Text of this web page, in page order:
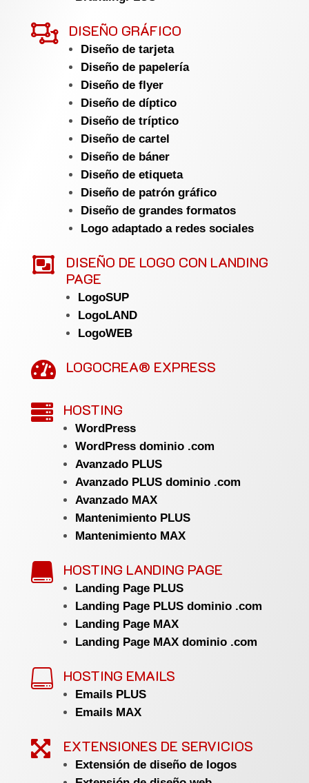
 DISEÑO GRÁFICO
Diseño de tarjeta
Diseño de papelería
Diseño de flyer
Diseño de díptico
Diseño de tríptico
Diseño de cartel
Diseño de báner
Diseño de etiqueta
Diseño de patrón gráfico
Diseño de grandes formatos
Logo adaptado a redes sociales

DISEÑO DE LOGO CON LANDING
PAGE
LogoSUP
LogoLAND
LogoWEB
 LOGOCREA® EXPRESS
 HOSTING
WordPress
WordPress dominio .com
Avanzado PLUS
Avanzado PLUS dominio .com
Avanzado MAX
Mantenimiento PLUS
Mantenimiento MAX
 HOSTING LANDING PAGE
Landing Page PLUS
Landing Page PLUS dominio .com
Landing Page MAX
Landing Page MAX dominio .com
 HOSTING EMAILS
Emails PLUS
Emails MAX
 EXTENSIONES DE SERVICIOS
Extensión de diseño de logos